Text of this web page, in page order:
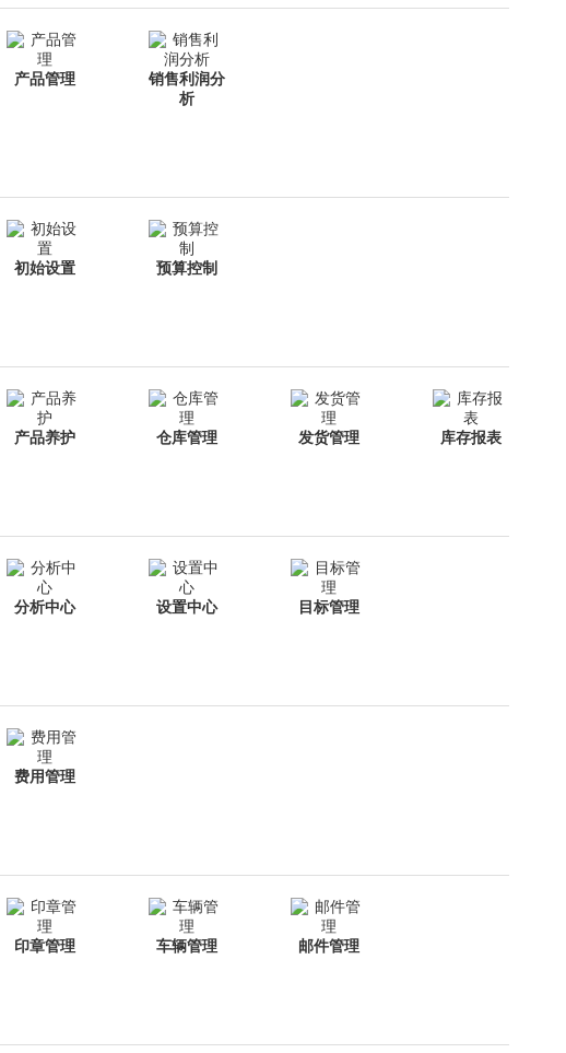
产品管理
销售利润分
析
初始设置 预算控制
产品养护 仓库管理 发货管理 库存报表
分析中心 设置中心 目标管理
费用管理
印章管理 车辆管理 邮件管理